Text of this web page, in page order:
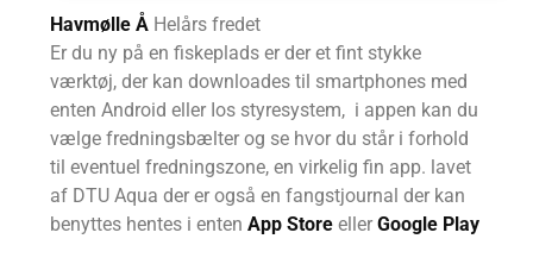
Havmølle Å Helårs fredet
Er du ny på en fiskeplads er der et fint stykke
værktøj, der kan downloades til smartphones med
enten Android eller Ios styresystem, i appen kan du
vælge fredningsbælter og se hvor du står i forhold
til eventuel fredningszone, en virkelig fin app. lavet
af DTU Aqua der er også en fangstjournal der kan
benyttes hentes i enten App Store eller Google Play